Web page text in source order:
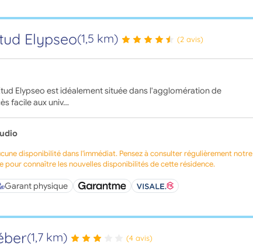
Elypseo(1,5 km) (2 avis)
Elypseo est idéalement située dans l'agglomération de
facile aux univ…
disponibilité dans l'immédiat. Pensez à consulter régulièrement notre
pour connaître les nouvelles disponibilités de cette résidence.
Garant physique
(1,7 km) (4 avis)